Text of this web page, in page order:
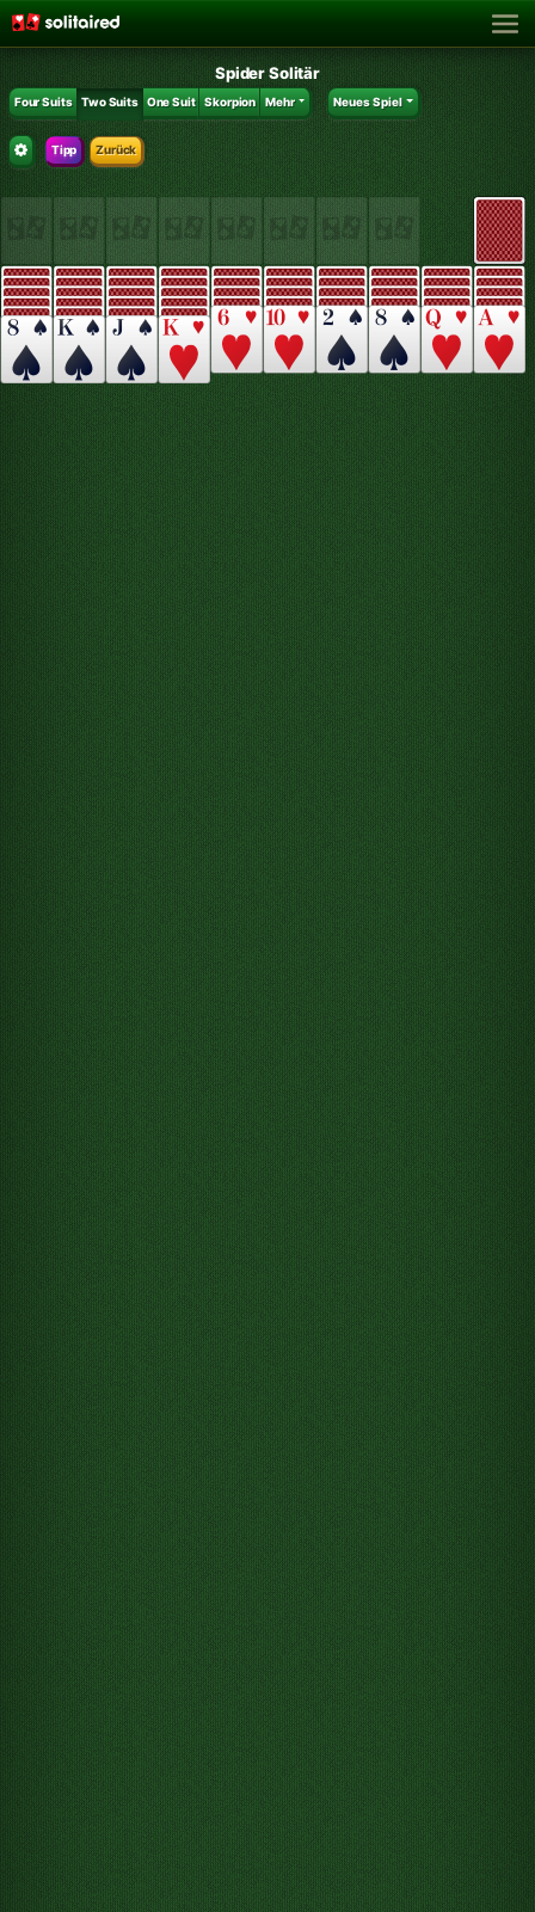
Spider Solitär
Four Suits Two Suits One Suit Skorpion Mehr Neues Spiel
Tipp Zurück